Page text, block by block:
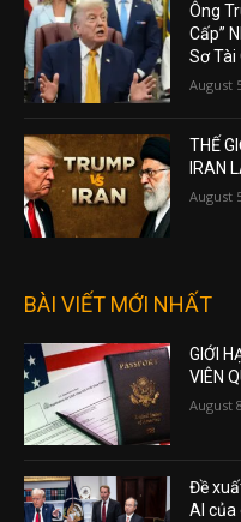
Ông
Cấp”
Sơ Tài
August
THẾ
IRAN
August
BÀI VIẾT MỚI NHẤT
GIỚI
VIÊN
August
Đề
AI của